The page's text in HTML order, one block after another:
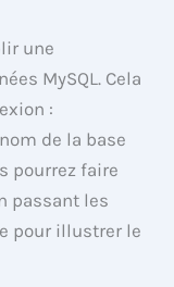
une
MySQL. Cela
:
de la base
pourrez faire
passant les
pour illustrer le